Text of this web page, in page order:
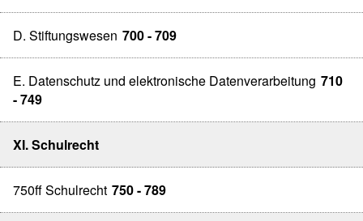
D. Stiftungswesen 700 - 709
E. Datenschutz und elektronische Datenverarbeitung 710
- 749
XI. Schulrecht
750ff Schulrecht 750 - 789